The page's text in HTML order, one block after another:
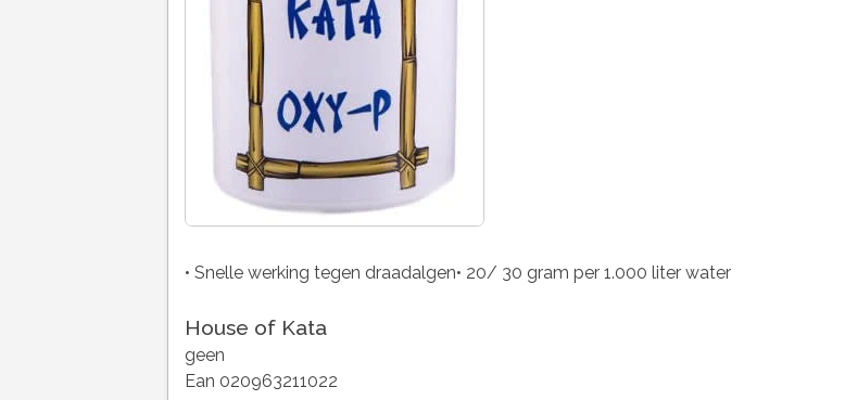
• Snelle werking tegen draadalgen• 20/ 30 gram per 1.000 liter water
House of Kata
geen
Ean 020963211022